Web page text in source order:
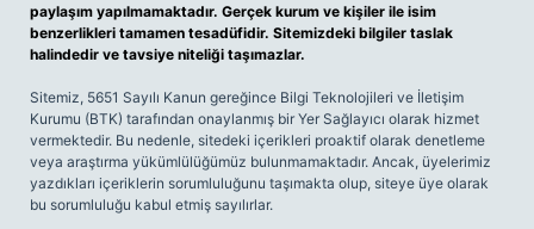
paylaşım yapılmamaktadır. Gerçek kurum ve kişiler ile isim
benzerlikleri tamamen tesadüfidir. Sitemizdeki bilgiler taslak
halindedir ve tavsiye niteliği taşımazlar.
Sitemiz, 5651 Sayılı Kanun gereğince Bilgi Teknolojileri ve İletişim
Kurumu (BTK) tarafından onaylanmış bir Yer Sağlayıcı olarak hizmet
vermektedir. Bu nedenle, sitedeki içerikleri proaktif olarak denetleme
veya araştırma yükümlülüğümüz bulunmamaktadır. Ancak, üyelerimiz
yazdıkları içeriklerin sorumluluğunu taşımakta olup, siteye üye olarak
bu sorumluluğu kabul etmiş sayılırlar.